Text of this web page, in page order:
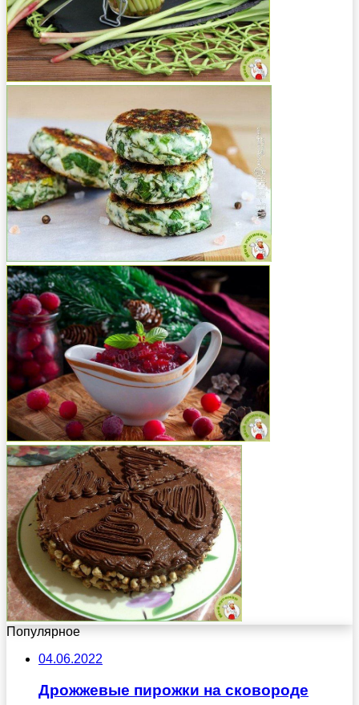
Популярное
04.06.2022
Дрожжевые пирожки на сковороде